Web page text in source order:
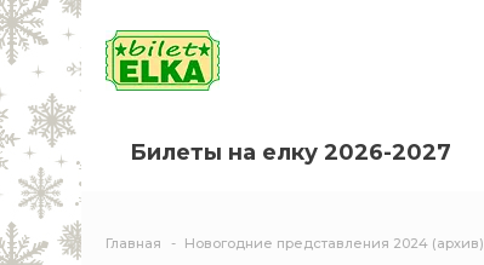
Билеты на елку 2026-2027
Главная Новогодние представления 2024 (архив)